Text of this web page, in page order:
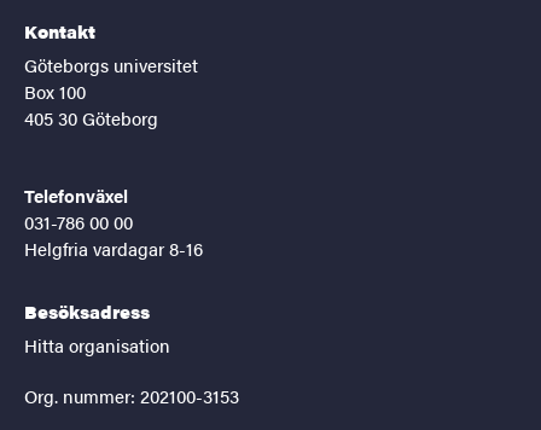
Kontakt
Göteborgs universitet
Box 100
405 30 Göteborg
Telefonväxel
031-786 00 00
Helgfria vardagar 8-16
Besöksadress
Hitta organisation
Org. nummer: 202100-3153